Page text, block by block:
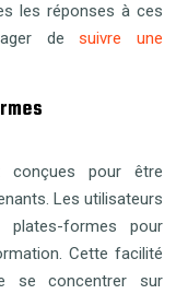
les réponses à ces
desuivre une
conçues pour être
Les utilisateurs
plates-formes pour
Cette facilité
se concentrer sur